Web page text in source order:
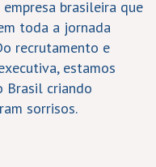
empresa brasileira que
toda a jornada
recrutamento e
estamos
Brasil criando
sorrisos.